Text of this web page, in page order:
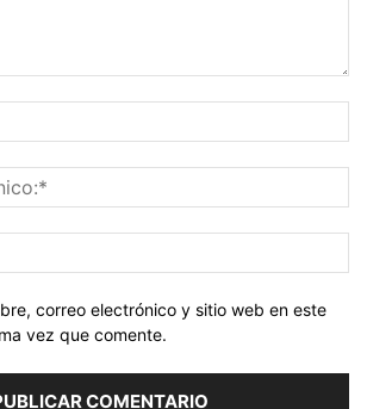
correo electrónico y sitio web en este
vez que comente.